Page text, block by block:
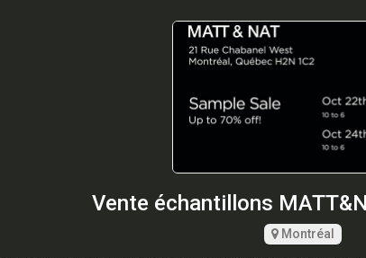
Vente échantillons
Montréal